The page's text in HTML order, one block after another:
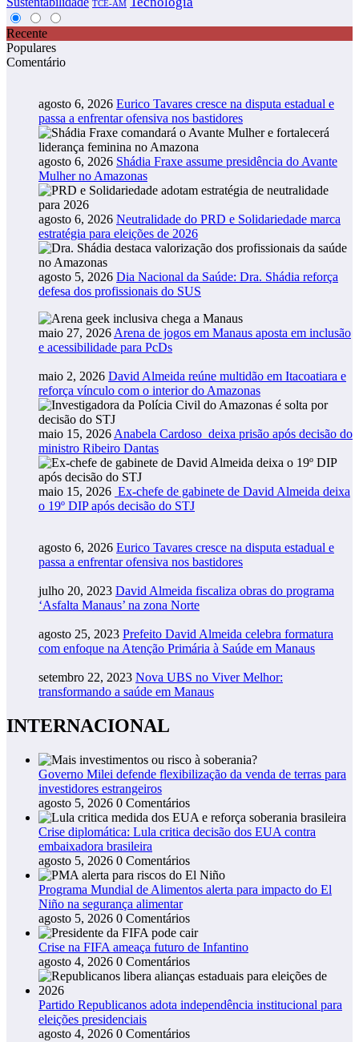
TCE-AM
Recente
Populares
Comentário
agosto 6, 2026 Eurico Tavares cresce na disputa estadual e
passa a enfrentar ofensiva nos bastidores
agosto 6, 2026 Shádia Fraxe assume presidência do Avante
Mulher no Amazonas
agosto 6, 2026 Neutralidade do PRD e Solidariedade marca
estratégia para eleições de 2026
agosto 5, 2026 Dia Nacional da Saúde: Dra. Shádia reforça
defesa dos profissionais do SUS
maio 27, 2026 Arena de jogos em Manaus aposta em inclusão
e acessibilidade para PcDs
maio 2, 2026 David Almeida reúne multidão em Itacoatiara e
reforça vínculo com o interior do Amazonas
maio 15, 2026 Anabela Cardoso deixa prisão após decisão do
ministro Ribeiro Dantas
maio 15, 2026 Ex-chefe de gabinete de David Almeida deixa
o 19º DIP após decisão do STJ
agosto 6, 2026 Eurico Tavares cresce na disputa estadual e
passa a enfrentar ofensiva nos bastidores
julho 20, 2023 David Almeida fiscaliza obras do programa
‘Asfalta Manaus’ na zona Norte
agosto 25, 2023 Prefeito David Almeida celebra formatura
com enfoque na Atenção Primária à Saúde em Manaus
setembro 22, 2023 Nova UBS no Viver Melhor:
transformando a saúde em Manaus
INTERNACIONAL
Governo Milei defende flexibilização da venda de terras para
investidores estrangeiros
agosto 5, 2026 0 Comentários
Crise diplomática: Lula critica decisão dos EUA contra
embaixadora brasileira
agosto 5, 2026 0 Comentários
Programa Mundial de Alimentos alerta para impacto do El
Niño na segurança alimentar
agosto 5, 2026 0 Comentários
Crise na FIFA ameaça futuro de Infantino
agosto 4, 2026 0 Comentários
Partido Republicanos adota independência institucional para
eleições presidenciais
agosto 4, 2026 0 Comentários